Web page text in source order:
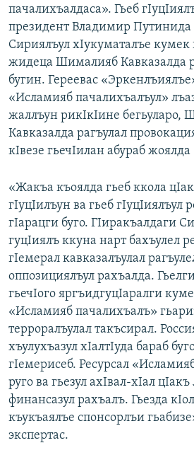
пачалихъалдаса». Гьеб
президент Владимир Путинида
Сириялъул хIукуматалъе кумек
жидеца Шималияб Кавказалда
бугин. Гереевас
«Исламияб пачалихъалъул»
жаллъун рикIкIине бегьуларо,
Кавказалда рагъулал
кIвезе гьечIилан абураб жоялда
«Жакъа къоялда гьеб ккола
гIуцIилъун ва гьеб гIуцIиялъул
гIарацги буго. ГIиракъалдаги
гуцIиялъ ккуна нарт бахъулел
гIемерал кавказалъулал
оппозициялъул рахъалда.
гьечIого яргъидгуцIаралги
«Исламияб пачалихъалъ»
терроралъулал такъсирал.
хъулухъазул хIалтIуда бараб
гIемерисеб. Ресурсал
руго ва гьезул ахIвал-хIал
финансазул рахъалъ. Гьезда
къукъаялъе спонсорлъи
экспертас.